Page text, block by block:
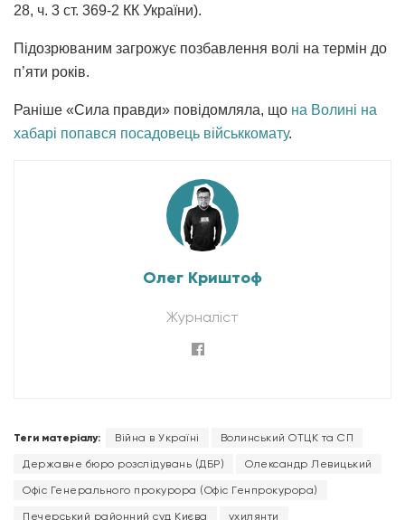
28, ч. 3 ст. 369-2 КК України).
Підозрюваним загрожує позбавлення волі на термін до
п’яти років.
Раніше «Сила правди» повідомляла, що на Волині на
хабарі попався посадовець військкомату.
Олег Криштоф
Журналіст
Теги матеріалу: Війна в Україні Волинський ОТЦК та СП
Державне бюро розслідувань (ДБР) Олександр Левицький
Офіс Генерального прокурора (Офіс Генпрокурора)
Печерський районний суд Києва ухилянти